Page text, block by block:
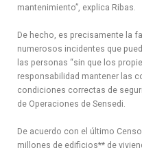
mantenimiento”, explica Ribas.
De hecho, es precisamente la
numerosos incidentes que
las personas “sin que los
responsabilidad mantener las
condiciones correctas de
de Operaciones de Sensedi.
De acuerdo con el último
millones de edificios** de